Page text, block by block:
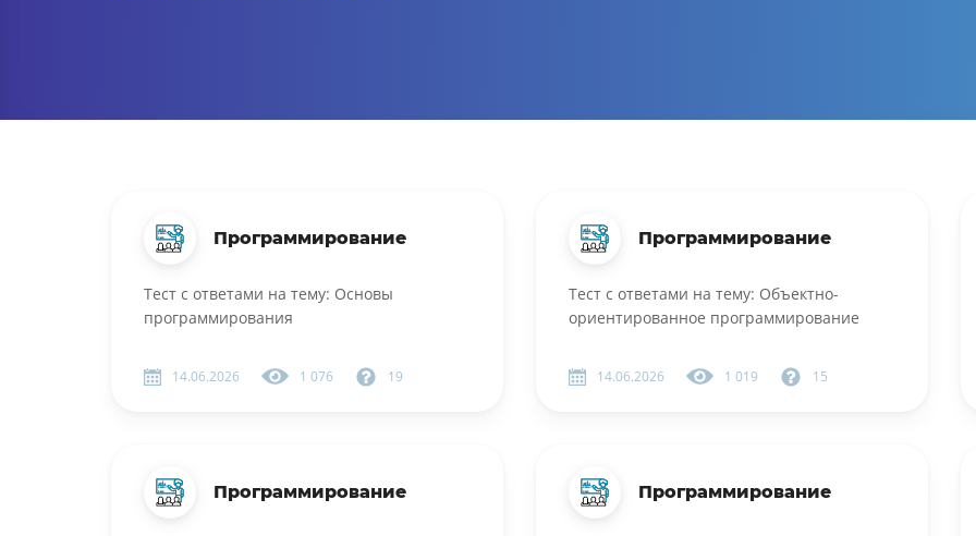
Программирование
Тест с ответами на тему: Основы
программирования
14.06.2026 1 076 19
Программирование
Тест с ответами на тему: Объектно-
ориентированное программирование
14.06.2026 1 019 15
Программирование Программирование